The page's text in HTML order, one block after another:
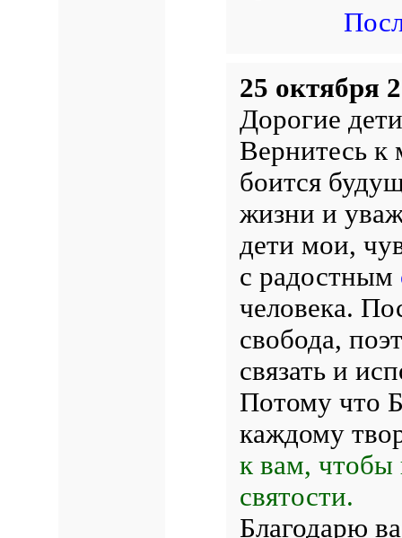
25 октября
Дорогие
Вернитесь к
боится
жизни и
дети мои,
с радостным
человека.
свобода,
связать и
Потому что
каждому
к вам, чтобы
святости.
Благодарю